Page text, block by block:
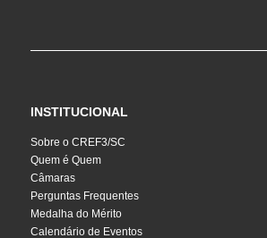
INSTITUCIONAL
Sobre o CREF3/SC
Quem é Quem
Câmaras
Perguntas Frequentes
Medalha do Mérito
Calendário de Eventos